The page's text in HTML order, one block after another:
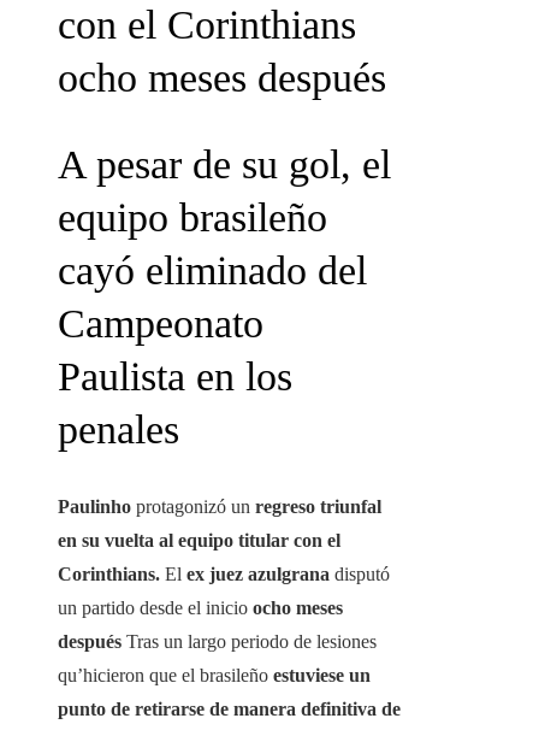
con el Corinthians
ocho meses después
A pesar de su gol, el
equipo brasileño
cayó eliminado del
Campeonato
Paulista en los
penales
Paulinho protagonizó un regreso triunfal
en su vuelta al equipo titular con el
Corinthians. El ex juez azulgrana disputó
un partido desde el inicio ocho meses
después Tras un largo periodo de lesiones
qu’hicieron que el brasileño estuviese un
punto de retirarse de manera definitiva de